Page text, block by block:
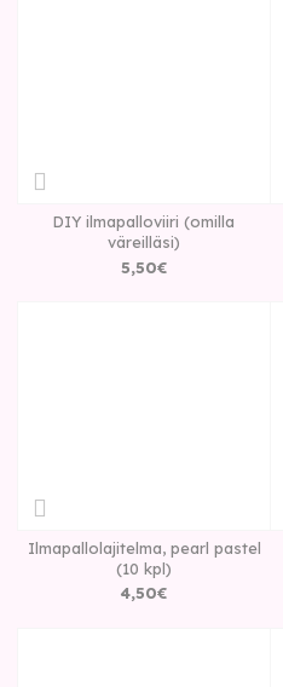
DIY ilmapalloviiri (omilla
väreilläsi)
5,50€
Ilmapallolajitelma, pearl pastel
(10 kpl)
4,50€